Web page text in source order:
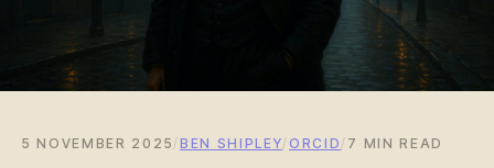
5 NOVEMBER 2025 / BEN SHIPLEY/ ORCID / 7 MIN READ